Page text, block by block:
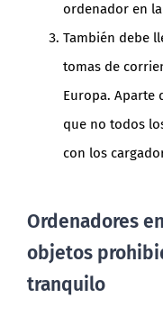
ordenador en
También debe
tomas de
Europa. Aparte
que no todos
con los
Ordenadores
objetos
tranquilo